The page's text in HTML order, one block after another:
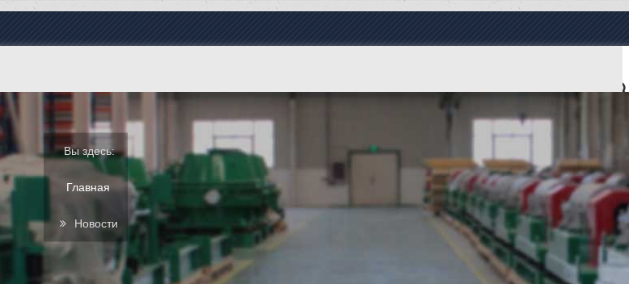
ПРОДУКТЫ
Вы здесь:
Главная
Новости